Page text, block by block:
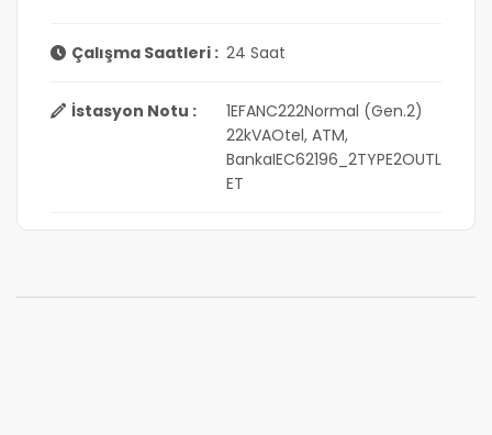
Çalışma Saatleri : 24 Saat
İstasyon Notu :
1EFANC222Normal (Gen.2)
22kVAOtel, ATM,
BankaIEC62196_2TYPE2OUTL
ET